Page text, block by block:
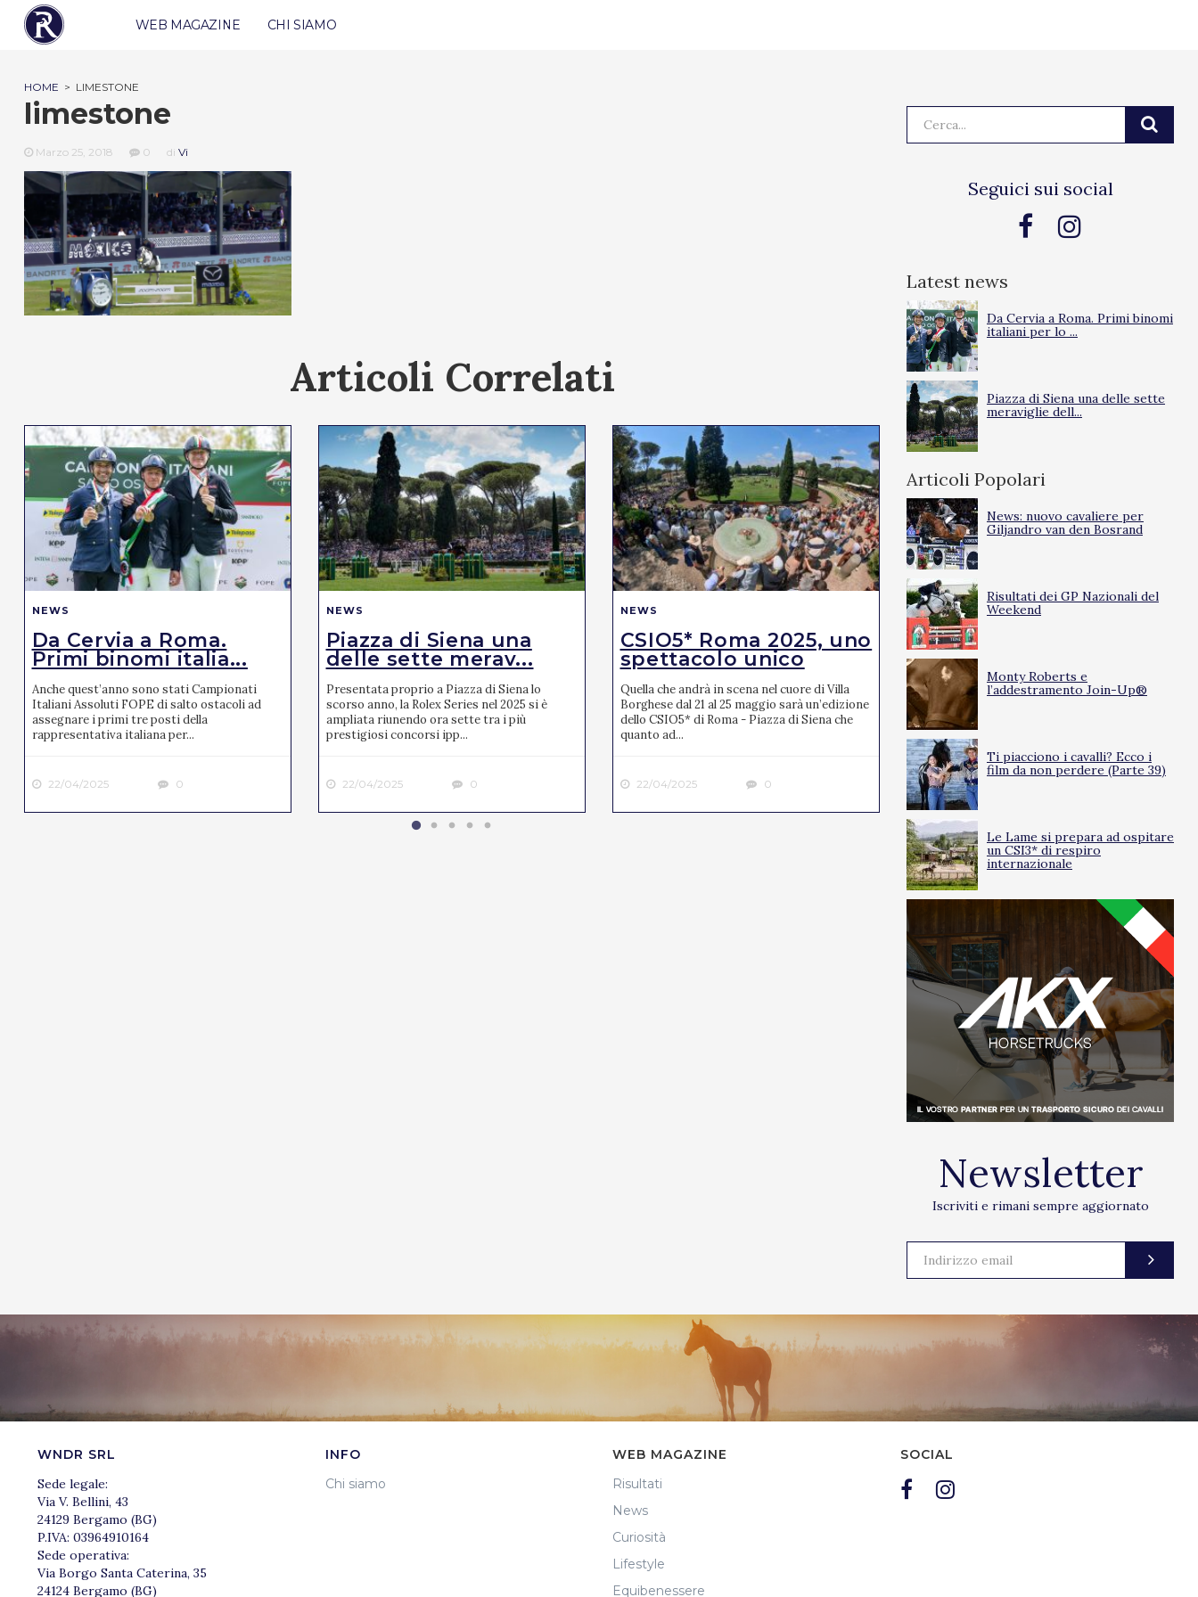
WEB MAGAZINE CHI SIAMO
HOME > LIMESTONE
limestone
Marzo 25, 2018 0 di Vi
Articoli Correlati
NEWS
Da Cervia a Roma.
Primi binomi italia...
Anche quest’anno sono stati Campionati
Italiani Assoluti FOPE di salto ostacoli ad
assegnare i primi tre posti della
rappresentativa italiana per...
22/04/2025 0
NEWS
Piazza di Siena una
delle sette merav...
Presentata proprio a Piazza di Siena lo
scorso anno, la Rolex Series nel 2025 si è
ampliata riunendo ora sette tra i più
prestigiosi concorsi ipp...
22/04/2025 0
NEWS
CSIO5* Roma 2025, uno
spettacolo unico
Quella che andrà in scena nel cuore di Villa
Borghese dal 21 al 25 maggio sarà un’edizione
dello CSIO5* di Roma - Piazza di Siena che
quanto ad...
22/04/2025 0
EVENTI
Tante le novità per
l’edizione...
I Campionati Italiani Assoluti di salto ostacoli
2025, che si terranno a Cervia dal 17 al 20
aprile, promettono un'edizione ricca di
novità. L’e...
24/03/2025
Seguici sui social
Latest news
Da Cervia a Roma. Primi binomi
italiani per lo ...
Piazza di Siena una delle sette
meraviglie dell...
Articoli Popolari
News: nuovo cavaliere per
Giljandro van den Bosrand
Risultati dei GP Nazionali del
Weekend
Monty Roberts e
l’addestramento Join-Up®
Ti piacciono i cavalli? Ecco i
film da non perdere (Parte 39)
Le Lame si prepara ad ospitare
un CSI3* di respiro
internazionale
Newsletter
Iscriviti e rimani sempre aggiornato
WNDR SRL
Sede legale:
Via V. Bellini, 43
24129 Bergamo (BG)
P.IVA: 03964910164
Sede operativa:
Via Borgo Santa Caterina, 35
24124 Bergamo (BG)
INFO
Chi siamo
WEB MAGAZINE
Risultati
News
Curiosità
Lifestyle
Equibenessere
SOCIAL